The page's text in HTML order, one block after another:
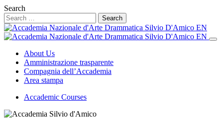
Search
About Us
Amministrazione trasparente
Compagnia dell’Accademia
Area stampa
Accademic Courses